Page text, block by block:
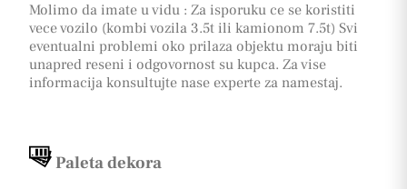
Molimo da imate u vidu : Za isporuku ce se koristiti
vece vozilo (kombi vozila 3.5t ili kamionom 7.5t) Svi
eventualni problemi oko prilaza objektu moraju biti
unapred reseni i odgovornost su kupca. Za vise
informacija konsultujte nase experte za namestaj.
Paleta dekora